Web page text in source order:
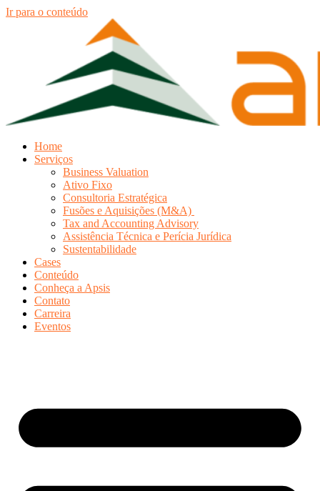
Ir para o conteúdo
Home
Serviços
Business Valuation
Ativo Fixo
Consultoria Estratégica
Fusões e Aquisições (M&A)
Tax and Accounting Advisory
Assistência Técnica e Perícia Jurídica
Sustentabilidade
Cases
Conteúdo
Conheça a Apsis
Contato
Carreira
Eventos